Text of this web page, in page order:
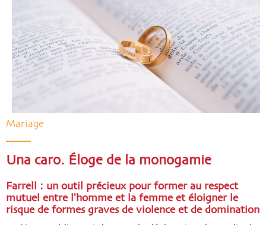
Mariage
Una caro. Éloge de la monogamie
Farrell : un outil précieux pour former au respect
mutuel entre l'homme et la femme et éloigner le
risque de formes graves de violence et de domination